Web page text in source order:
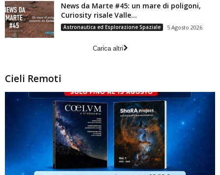
News da Marte #45: un mare di poligoni,
Curiosity risale Valle...
Astronautica ed Esplorazione Spaziale 5 Agosto 2026
Carica altri
Cieli Remoti